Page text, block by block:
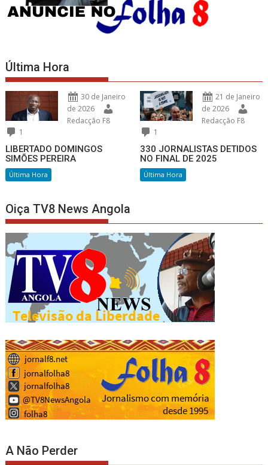
Última Hora
30 de Janeiro
de 2026
Redacção F8
1
LIBERTADO DOMINGOS
SIMÕES PEREIRA
Última Hora
21 de Janeiro
de 2026
Redacção F8
1
330 JORNALISTAS DETIDOS
NO FINAL DE 2025
Última Hora
Oiça TV8 News Angola
A Não Perder